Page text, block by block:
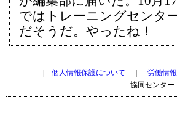
ではトレーニングセンタ
だそうだ。やったね！
個人情報保護について 労働情
協同センター